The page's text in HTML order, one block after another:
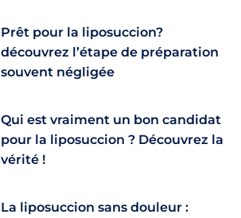
Prêt pour la liposuccion?
découvrez l’étape de préparation
souvent négligée
Qui est vraiment un bon candidat
pour la liposuccion ? Découvrez la
vérité !
La liposuccion sans douleur :